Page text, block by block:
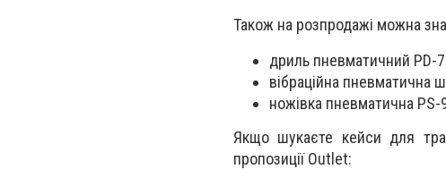
Також на розпродажі можна
дриль пневматичний PD-
вібраційна пневматична
ножівка пневматична
Якщо шукаєте кейси для
пропозиції Outlet: